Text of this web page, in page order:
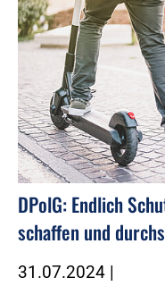
DPolG: Endlich
schaffen und
31.07.2024 |